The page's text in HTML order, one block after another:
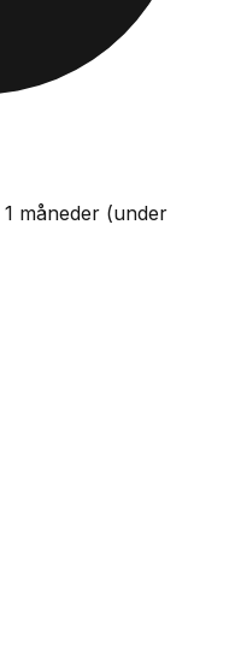
1 måneder (under